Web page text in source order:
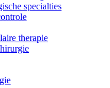
specialties
therapie